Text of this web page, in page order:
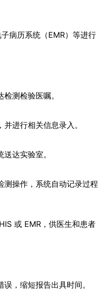
病历系统（EMR）等进行
测检验医嘱。
进行相关信息录入。
达实验室。
测操作，系统自动记录过程
或 EMR，供医生和患者
，缩短报告出具时间。